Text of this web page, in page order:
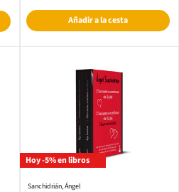
Añadir a la cesta
Hoy -5% en libros
Sanchidrián, Ángel